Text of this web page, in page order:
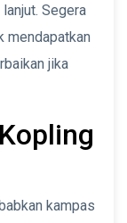
Segera
mendapatkan
jika
kampas